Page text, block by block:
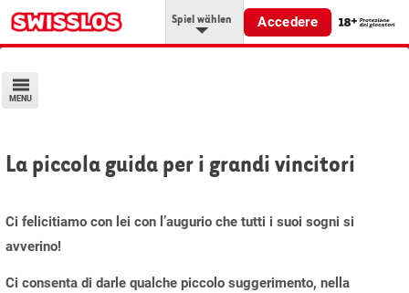
Spiel wählen Accedere
MENU
La piccola guida per i grandi vincitori
Ci felicitiamo con lei con l’augurio che tutti i suoi sogni si
avverino!
Ci consenta di darle qualche piccolo suggerimento, nella